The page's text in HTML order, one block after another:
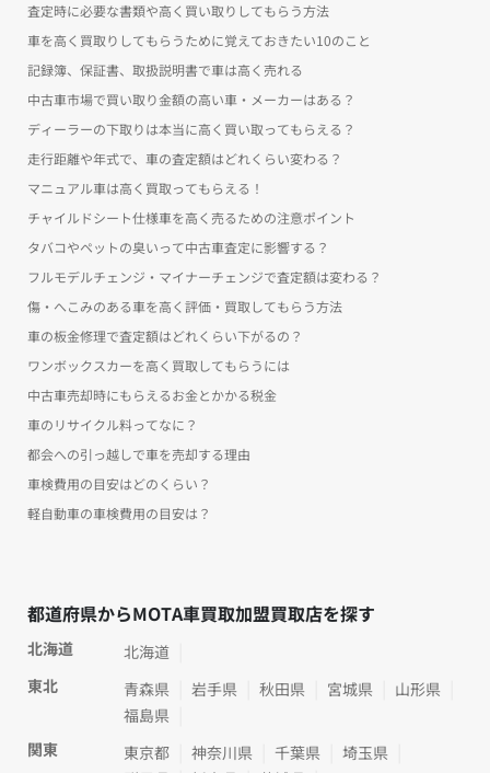
査定時に必要な書類や高く買い取りしてもらう方法
車を高く買取りしてもらうために覚えておきたい10のこと
記録簿、保証書、取扱説明書で車は高く売れる
中古車市場で買い取り金額の高い車・メーカーはある？
ディーラーの下取りは本当に高く買い取ってもらえる？
走行距離や年式で、車の査定額はどれくらい変わる？
マニュアル車は高く買取ってもらえる！
チャイルドシート仕様車を高く売るための注意ポイント
タバコやペットの臭いって中古車査定に影響する？
フルモデルチェンジ・マイナーチェンジで査定額は変わる？
傷・へこみのある車を高く評価・買取してもらう方法
車の板金修理で査定額はどれくらい下がるの？
ワンボックスカーを高く買取してもらうには
中古車売却時にもらえるお金とかかる税金
車のリサイクル料ってなに？
都会への引っ越しで車を売却する理由
車検費用の目安はどのくらい？
軽自動車の車検費用の目安は？
都道府県からMOTA車買取加盟買取店を探す
北海道
北海道
東北
青森県 岩手県 秋田県 宮城県
山形県
福島県
関東
東京都 神奈川県 千葉県
埼玉県